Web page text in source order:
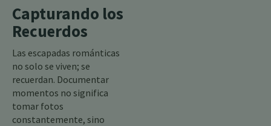
Capturando los
Recuerdos
Las escapadas románticas
no solo se viven; se
recuerdan. Documentar
momentos no significa
tomar fotos
constantemente, sino